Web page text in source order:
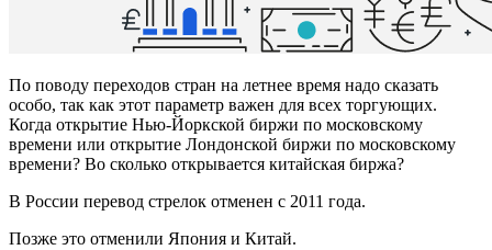
По поводу переходов стран на летнее время надо сказать
особо, так как этот параметр важен для всех торгующих.
Когда открытие Нью-Йоркской биржи по московскому
времени или открытие Лондонской биржи по московскому
времени? Во сколько открывается китайская биржа?
В России перевод стрелок отменен с 2011 года.
Позже это отменили Япония и Китай.